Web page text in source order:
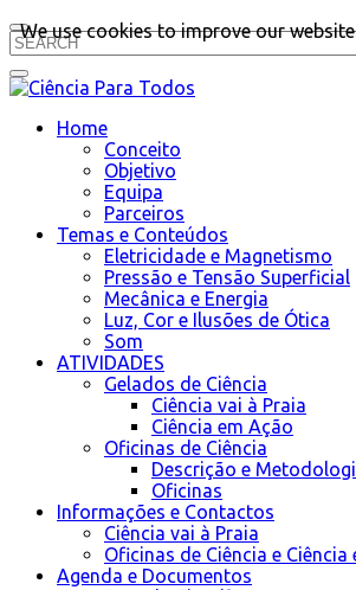
Home
Conceito
Objetivo
Equipa
Parceiros
Temas e Conteúdos
Eletricidade e Magnetismo
Pressão e Tensão Superficial
Mecânica e Energia
Luz, Cor e Ilusões de Ótica
Som
ATIVIDADES
Gelados de Ciência
Ciência vai à Praia
Ciência em Ação
Oficinas de Ciência
Descrição e
Oficinas
Informações e Contactos
Ciência vai à Praia
Oficinas de Ciência e Ciência
Agenda e Documentos
We use cookies to improve our